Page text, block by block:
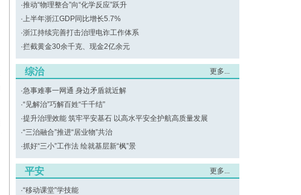
·推动“物理整合”向“化学反应”跃升
·上半年浙江GDP同比增长5.7%
·浙江持续完善打击治理电诈工作体系
·拦截黄金30余千克、现金2亿余元
综治 更多...
·急事难事一网通 身边矛盾就近解
·“见解治”巧解百姓“千千结”
·提升治理效能 筑牢平安基石 以高水平安全护航高质量发展
·“三治融合”推进“居业物”共治
·抓好“三小”工作法 绘就基层新“枫”景
平安 更多...
·“移动课堂”学技能